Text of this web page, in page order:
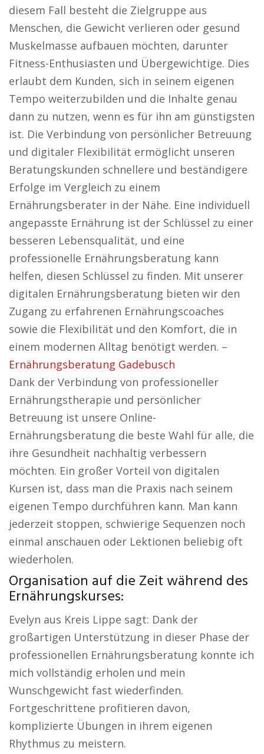
diesem Fall besteht die Zielgruppe aus
Menschen, die Gewicht verlieren oder gesund
Muskelmasse aufbauen möchten, darunter
Fitness-Enthusiasten und Übergewichtige. Dies
erlaubt dem Kunden, sich in seinem eigenen
Tempo weiterzubilden und die Inhalte genau
dann zu nutzen, wenn es für ihn am günstigsten
ist. Die Verbindung von persönlicher Betreuung
und digitaler Flexibilität ermöglicht unseren
Beratungskunden schnellere und beständigere
Erfolge im Vergleich zu einem
Ernährungsberater in der Nähe. Eine individuell
angepasste Ernährung ist der Schlüssel zu einer
besseren Lebensqualität, und eine
professionelle Ernährungsberatung kann
helfen, diesen Schlüssel zu finden. Mit unserer
digitalen Ernährungsberatung bieten wir den
Zugang zu erfahrenen Ernährungscoaches
sowie die Flexibilität und den Komfort, die in
einem modernen Alltag benötigt werden. –
Ernährungsberatung Gadebusch
Dank der Verbindung von professioneller
Ernährungstherapie und persönlicher
Betreuung ist unsere Online-
Ernährungsberatung die beste Wahl für alle, die
ihre Gesundheit nachhaltig verbessern
möchten. Ein großer Vorteil von digitalen
Kursen ist, dass man die Praxis nach seinem
eigenen Tempo durchführen kann. Man kann
jederzeit stoppen, schwierige Sequenzen noch
einmal anschauen oder Lektionen beliebig oft
wiederholen.
Organisation auf die Zeit während des
Ernährungskurses:
Evelyn aus Kreis Lippe sagt: Dank der
großartigen Unterstützung in dieser Phase der
professionellen Ernährungsberatung konnte ich
mich vollständig erholen und mein
Wunschgewicht fast wiederfinden.
Fortgeschrittene profitieren davon,
komplizierte Übungen in ihrem eigenen
Rhythmus zu meistern.